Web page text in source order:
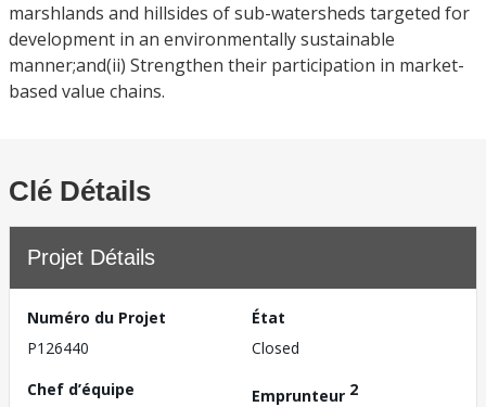
marshlands and hillsides of sub-watersheds targeted for
development in an environmentally sustainable
manner;and(ii) Strengthen their participation in market-
based value chains.
Clé Détails
Projet Détails
Numéro du Projet
P126440
État
Closed
Chef d’équipe
Emprunteur 2